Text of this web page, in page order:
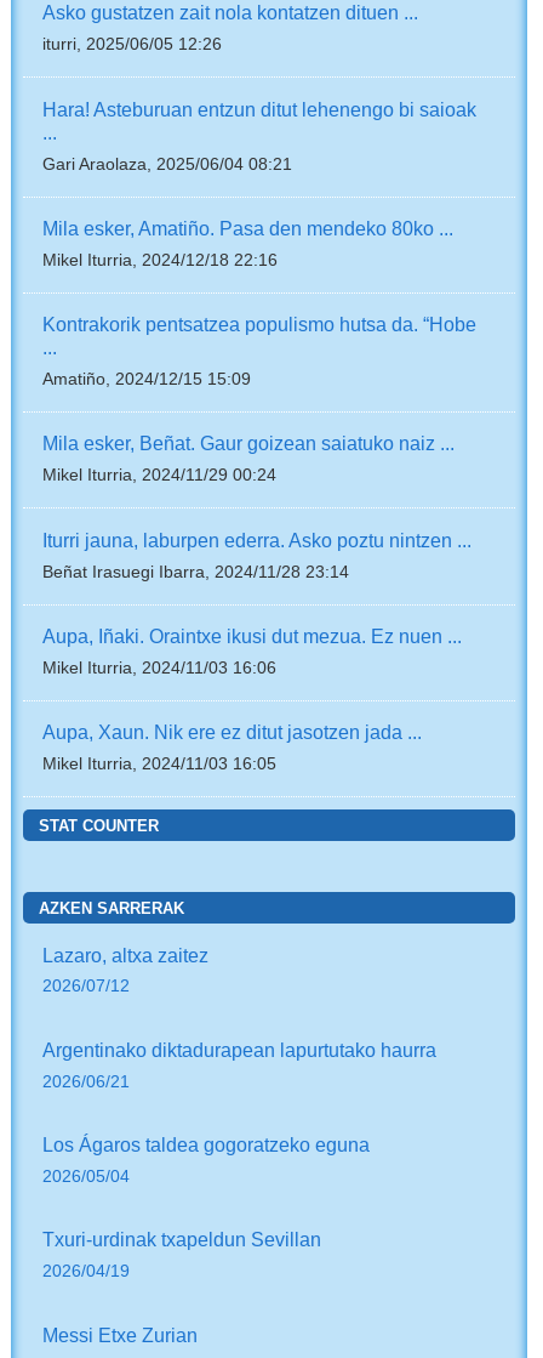
Asko gustatzen zait nola kontatzen dituen ...
iturri, 2025/06/05 12:26
Hara! Asteburuan entzun ditut lehenengo bi saioak
...
Gari Araolaza, 2025/06/04 08:21
Mila esker, Amatiño. Pasa den mendeko 80ko ...
Mikel Iturria, 2024/12/18 22:16
Kontrakorik pentsatzea populismo hutsa da. “Hobe
...
Amatiño, 2024/12/15 15:09
Mila esker, Beñat. Gaur goizean saiatuko naiz ...
Mikel Iturria, 2024/11/29 00:24
Iturri jauna, laburpen ederra. Asko poztu nintzen ...
Beñat Irasuegi Ibarra, 2024/11/28 23:14
Aupa, Iñaki. Oraintxe ikusi dut mezua. Ez nuen ...
Mikel Iturria, 2024/11/03 16:06
Aupa, Xaun. Nik ere ez ditut jasotzen jada ...
Mikel Iturria, 2024/11/03 16:05
STAT COUNTER
AZKEN SARRERAK
Lazaro, altxa zaitez
2026/07/12
Argentinako diktadurapean lapurtutako haurra
2026/06/21
Los Ágaros taldea gogoratzeko eguna
2026/05/04
Txuri-urdinak txapeldun Sevillan
2026/04/19
Messi Etxe Zurian